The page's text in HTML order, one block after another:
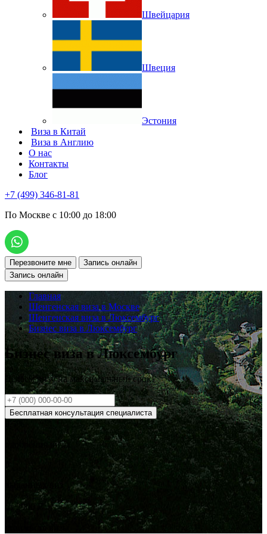
Швейцария
Швеция
Эстония
Виза в Китай
Виза в Англию
О нас
Контакты
Блог
+7 (499) 346-81-81
По Москве с 10:00 до 18:00
Перезвоните мне
Запись онлайн
Запись онлайн
Главная
Шенгенская виза в Москве
Шенгенская виза в Люксембург
Бизнес виза в Люксембург
Бизнес виза в Люксембург
Делаем визу намаксимальныйсрок!
Бесплатная консультация специалиста
одобрения визы
от 2900